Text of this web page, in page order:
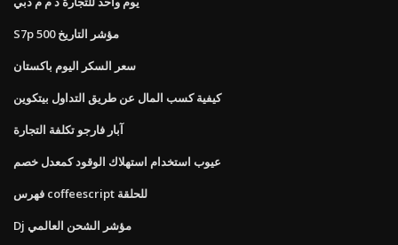
S7p 500 مؤشر التاريخ
سعر السكر اليوم باكستان
كيفية كسب المال عن طريق التداول بيتكوين
آبار فارجو تكلفة التجارة
عيوب استخدام استهلاك الوقود كمعدل خصم
فهرس coffeescript للحلقة
Dj مؤشر الشحن العالمي